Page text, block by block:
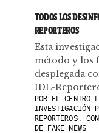
TODOS LOS
REPORTEROS
Esta
método y los
desplegada
IDL-
POREL CENTRO
REPORTEROS,
DE FAKE NEWS